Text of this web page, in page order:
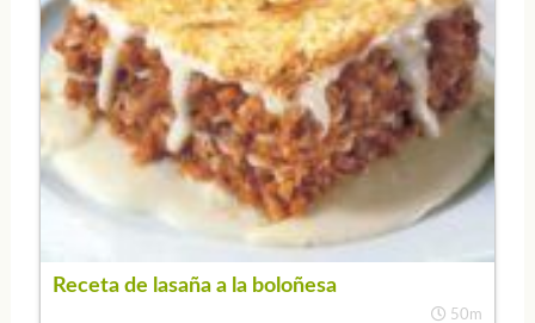
Receta de lasaña a la boloñesa
50m